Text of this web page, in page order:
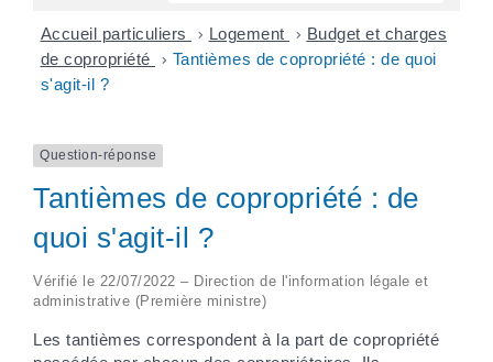
Accueil particuliers > Logement > Budget et charges
de copropriété
> Tantièmes de copropriété : de quoi
s'agit-il ?
Question-réponse
Tantièmes de copropriété : de
quoi s'agit-il ?
Vérifié le 22/07/2022 – Direction de l'information légale et
administrative (Première ministre)
Les tantièmes correspondent à la part de copropriété